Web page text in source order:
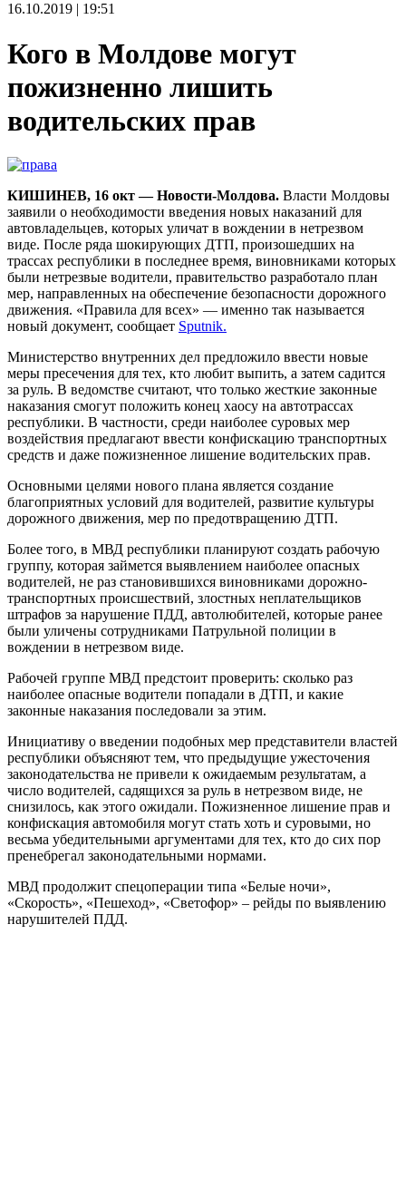
16.10.2019 | 19:51
Кого в Молдове могут
пожизненно лишить
водительских прав
КИШИНЕВ, 16 окт — Новости-Молдова. Власти Молдовы
заявили о необходимости введения новых наказаний для
автовладельцев, которых уличат в вождении в нетрезвом
виде. После ряда шокирующих ДТП, произошедших на
трассах республики в последнее время, виновниками которых
были нетрезвые водители, правительство разработало план
мер, направленных на обеспечение безопасности дорожного
движения. «Правила для всех» — именно так называется
новый документ, сообщает Sputnik.
Министерство внутренних дел предложило ввести новые
меры пресечения для тех, кто любит выпить, а затем садится
за руль. В ведомстве считают, что только жесткие законные
наказания смогут положить конец хаосу на автотрассах
республики. В частности, среди наиболее суровых мер
воздействия предлагают ввести конфискацию транспортных
средств и даже пожизненное лишение водительских прав.
Основными целями нового плана является создание
благоприятных условий для водителей, развитие культуры
дорожного движения, мер по предотвращению ДТП.
Более того, в МВД республики планируют создать рабочую
группу, которая займется выявлением наиболее опасных
водителей, не раз становившихся виновниками дорожно-
транспортных происшествий, злостных неплательщиков
штрафов за нарушение ПДД, автолюбителей, которые ранее
были уличены сотрудниками Патрульной полиции в
вождении в нетрезвом виде.
Рабочей группе МВД предстоит проверить: сколько раз
наиболее опасные водители попадали в ДТП, и какие
законные наказания последовали за этим.
Инициативу о введении подобных мер представители властей
республики объясняют тем, что предыдущие ужесточения
законодательства не привели к ожидаемым результатам, а
число водителей, садящихся за руль в нетрезвом виде, не
снизилось, как этого ожидали. Пожизненное лишение прав и
конфискация автомобиля могут стать хоть и суровыми, но
весьма убедительными аргументами для тех, кто до сих пор
пренебрегал законодательными нормами.
МВД продолжит спецоперации типа «Белые ночи»,
«Скорость», «Пешеход», «Светофор» – рейды по выявлению
нарушителей ПДД.